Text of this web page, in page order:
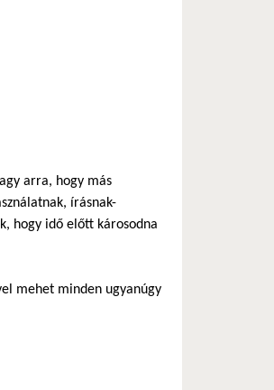
arra, hogy más
írásnak-
hogy idő előtt károsodna
mehet minden ugyanúgy